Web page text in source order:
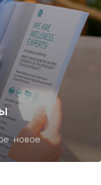
новое